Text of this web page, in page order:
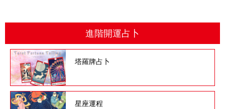
進階開運占卜
塔羅牌占卜
星座運程